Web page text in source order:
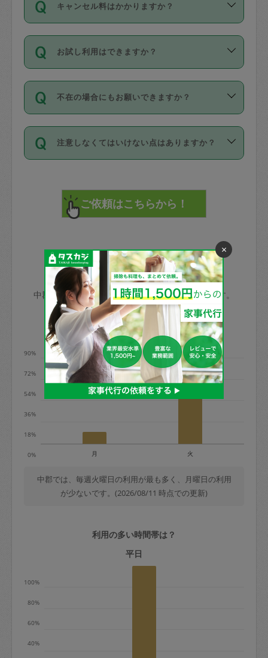
日本語も話せる方など様々です。
ールに記載していますので、各自の得意
を依頼してください。
現場トライアルを受け、合格したタスカ
ジさんが活動されています。
※テストセンターの講評は１件目のレビュ
参考
【詳細】タスカジさんの登録に際
です。作業中に物を壊したり、人にけが
をさせたりした場合が対象で、補償金額
す。
写真を撮り、
詳細FAQ：
損害賠償保険について教えて
以降）の日時から受付可能となっていま
す。
タスカジさんへ「募集」をかけることが
可能です。
キャンセル料はかかりますか？
キャンセル料には、以下の2種類がありま
す。
1. 直前キャンセル（定期、スポット契約
共通）
72時間を超える※と、以下のキャンセル
料が発生します。
直前キャンセル料：
72時間前〜24時間前＝依頼料金の50%
1時間前〜実施時間＝依頼金額の100%＋
交通費全額
依頼者不在による当日キャンセル＝依頼
金額の100%＋交通費全額
※例：依頼日時／土曜日午前9時開始の場
合、水曜日午前9時以降はキャンセル料が
発生
水曜日9時〜金曜日9時まで＝依頼料金の
50%
金曜日9時～土曜日8時まで＝依頼金額の
＋交通費全額
依頼者不在による当日キャンセル＝依頼
金額の100%＋交通費全額
定期契約をキャンセルする場合、毎週定
期は月2回まで隔週定期は月1回までキャ
ンセル料は発生しません。それ以上はキ
お試し利用はできますか？
「お試し利用」というメニューはありま
せんが、「一回のみ」依頼を活用するこ
とによって、気に入ったタスカジさんを
まず、条件の合う気になるタスカジさ
みてください。
その後、一番気に入ったタスカジさんに
不在の場合にもお願いできますか？
不在の場合の作業はタスカジさんの同意
が必要です。数回の依頼ののち、タスカ
ジさんと依頼者の間で十分な信頼関係が
てください。
不在時に部屋に入るためにタスカジさん
害（たとえば、第三者の侵入など）が起
きた場合は損害保険の対象外となるので
ご注意ください。
注意しなくてはいけない点はありますか？
で、必ず鍵のかかるロッカーや金庫に入
れて依頼者の責任の元管理するよう心掛
けてください。
ード、5千円以上のアクセサリー、500円
玉、など
あわせてこちらも参照ください：初めて
利用します。注意しなくてはいけない点
はありますか？
中郡の家事代行ご利用状況
中郡のタスカジの利用データを元に掲載しています。
利用の多い曜日は？
0%
18%
36%
54%
72%
90%
月 火
中郡では、毎週火曜日の利用が最も多く、月曜日の利用
が少ないです。(2026/08/11 時点での更新)
利用の多い時間帯は？
平日
40%
60%
80%
100%
×